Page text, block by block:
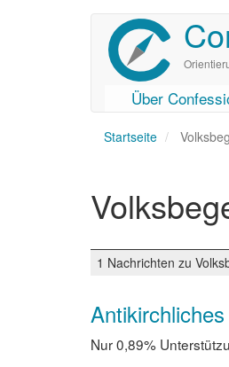
User
account
Main
Über
Startseite
1 Nachrichten zu
Nur 0,89%